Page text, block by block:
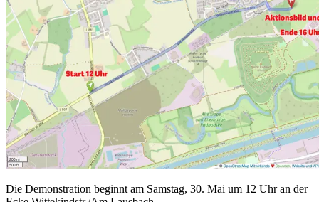
Die Demonstration beginnt am Samstag, 30. Mai um 12 Uhr an der